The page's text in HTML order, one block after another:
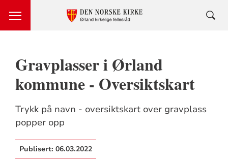
Gravplasser i Ørland
kommune - Oversiktskart
Trykk på navn - oversiktskart over gravplass
popper opp
Publisert: 06.03.2022